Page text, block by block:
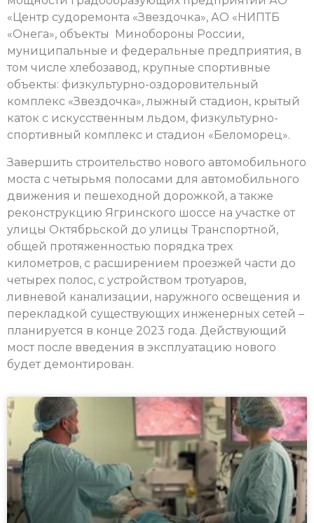
«Центр судоремонта «Звездочка», АО «НИПТБ
«Онега», объекты Минобороны России,
муниципальные и федеральные предприятия, в
том числе хлебозавод, крупные спортивные
объекты: физкультурно-оздоровительный
комплекс «Звездочка», лыжный стадион, крытый
каток с искусственным льдом, физкультурно-
спортивный комплекс и стадион «Беломорец».
Завершить строительство нового автомобильного
моста с четырьмя полосами для автомобильного
движения и пешеходной дорожкой, а также
реконструкцию Ягринского шоссе на участке от
улицы Октябрьской до улицы Транспортной,
общей протяженностью порядка трех
километров, с расширением проезжей части до
четырех полос, с устройством тротуаров,
ливневой канализации, наружного освещения и
перекладкой существующих инженерных сетей –
планируется в конце 2023 года. Действующий
мост после введения в эксплуатацию нового
будет демонтирован.